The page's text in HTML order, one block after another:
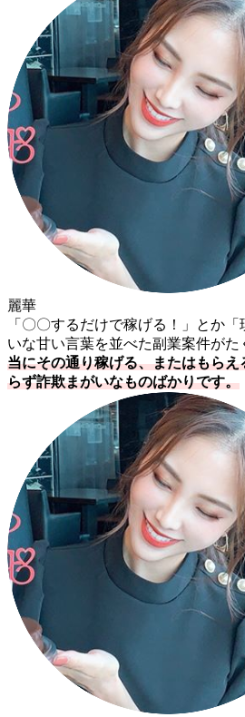
麗華
「〇〇するだけで稼げる！」とか
いな甘い言葉を並べた副業案件がた
当にその通り稼げる、またはもら
らず詐欺まがいなものばかりです。